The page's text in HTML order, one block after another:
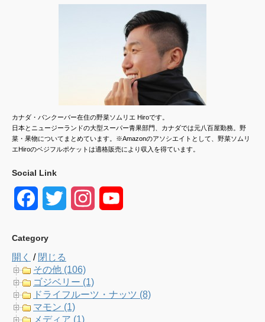
カナダ・バンクーバー在住の野菜ソムリエ Hiroです。
日本とニュージーランドの大型スーパー青果部門、カナダでは元八百屋勤務。野
菜・果物についてまとめています。※Amazonのアソシエイトとして、野菜ソムリ
エHiroのベジフルポケットは適格販売により収入を得ています。
Social Link
e
b
o
t
t
e
a u
Category
開く / 閉じる
その他 (106)
ゴジベリー (1)
ドライフルーツ・ナッツ (8)
マモン (1)
メディア (1)